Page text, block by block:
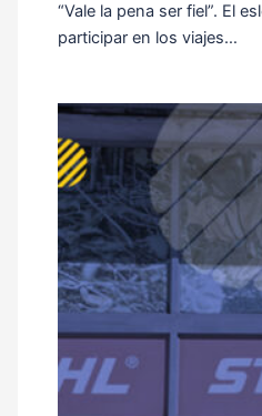
“Vale la pena ser fiel”. El
participar en los viajes…